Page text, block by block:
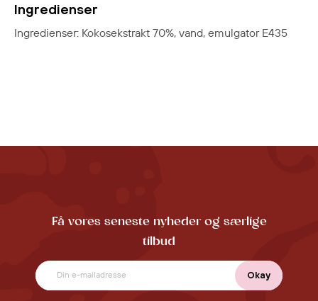
Ingredienser
Ingredienser: Kokosekstrakt 70%, vand, emulgator E435
Få vores seneste nyheder og særlige
tilbud